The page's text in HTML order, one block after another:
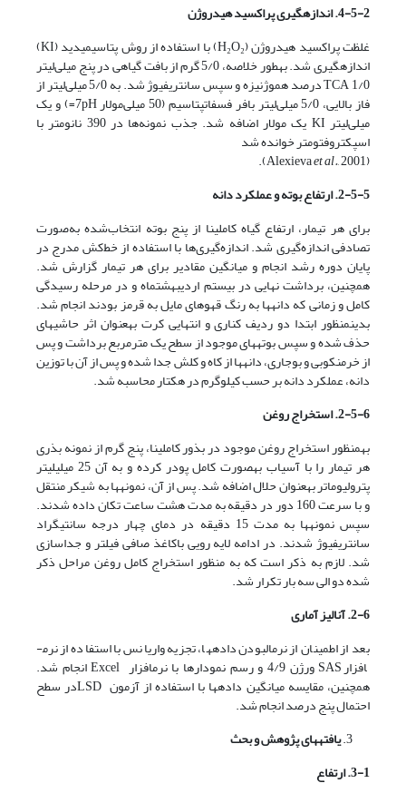
4-5-2. اندازه­گیری پراکسید هیدروژن
غلظت پراکسید هیدروژن (H₂O₂) با استفاده از روش پتاسیم­یدید (KI)
اندازه­گیری شد. به­طور خلاصه، 5/0 گرم از بافت گیاهی در پنج میلی‌لیتر
TCA 1/0 درصد هموژنیزه و سپس سانتریفیوژ شد. به 5/0 میلی‌لیتر از
فاز بالایی، 5/0 میلی‌لیتر بافر فسفات­پتاسیم (50 میلی‌مولار 7pH=) و یک
میلی‌لیتر KI یک مولار اضافه شد. جذب نمونه‌ها در 390 نانومتر با
اسپکتروفتومتر خوانده شد
(Alexieva
et al., 2001).
2-5-5. ارتفاع بوته وعملکرد دانه
برای هر تیمار، ارتفاع گیاه کاملینا از پنج بوته انتخاب‌شده به‌صورت
تصادفی اندازه‌گیری شد. اندازه‌گیری‌ها با استفاده از خط‌کش مدرج در
پایان دوره رشد انجام و میانگین مقادیر برای هر تیمار گزارش شد.
همچنین، برداشت نهایی در بیستم اردیبهشت­ماه و در مرحله رسیدگی
کامل و زمانی که دانه­ها به رنگ قهوه­ای مایل به قرمز بودند انجام شد.
بدین­منظور ابتدا دو ردیف کناری و انتهایی کرت به­عنوان اثر حاشیه­ای
حذف شده و سپس بوته­های موجود از سطح یک مترمربع برداشت و پس
از خرمن­کوبی و بوجاری، دانه­ها از کاه و کلش جدا شده و پس از آن با توزین
دانه، عملکرد دانه بر حسب کیلوگرم در هکتار محاسبه شد.
2-5-6. استخراج روغن
به­منظور استخراج روغن موجود در بذور کاملینا، پنج گرم از نمونه بذری
هر تیمار را با آسیاب به­صورت کامل پودر کرده و به آن 25 میلی­لیتر
پترولیوم­اتر به­عنوان حلال اضافه شد. پس از آن، نمونه­ها به شیکر منتقل
و با سرعت 160 دور در دقیقه به مدت هشت ساعت تکان داده شدند.
سپس نمونه­ها به مدت 15 دقیقه در دمای چهار درجه سانتی­گراد
سانتریفیوژ شدند. در ادامه لایه رویی باکاغذ صافی فیلتر و جداسازی
شد. لازم به ذکر است که به منظور استخراج کامل روغن مراحل ذکر
شده دو الی سه بار تکرار شد.
2-6. آنالیز آماری
بعد از اطمینان از نرمال­بودن داده­ها، تجزیه واریانس با استفاده از نرم­
افزار SAS ورژن 4/9 و رسم نمودارها با نرم­افزار Excel انجام شد.
همچنین، مقایسه میانگین داده­ها با استفاده از آزمون LSDدر سطح
احتمال پنج درصد انجام شد.
یافته­های پژوهش و بحث
3-1. ارتفاع